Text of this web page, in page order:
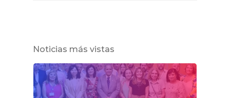
Noticias más vistas